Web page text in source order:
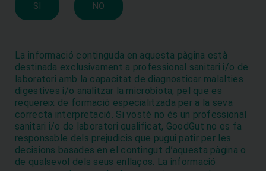
Només cookies funcionals
Política de «Cookies» Política de privacitat
Coneix les darreres novetats de
GoodGut
SI NO
La informació continguda en aquesta pàgina està
destinada exclusivament a professional sanitari i/o de
laboratori amb la capacitat de diagnosticar malalties
digestives i/o analitzar la microbiota, pel que es
requereix de formació especialitzada per a la seva
correcta interpretació. Si vostè no és un professional
sanitari i/o de laboratori qualificat, GoodGut no es fa
responsable dels prejudicis que pugui patir per les
decisions basades en el contingut d’aquesta pàgina o
de qualsevol dels seus enllaços. La informació